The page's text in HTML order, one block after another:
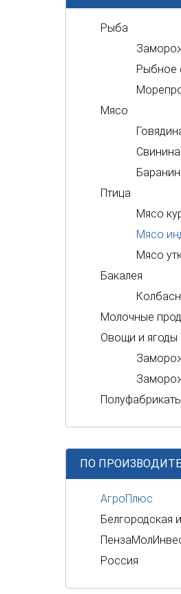
Рыба
Рыбное
Мясо
Птица
Мясо
Мясо
Мясо
Бакалея
Молочные
Овощи и ягоды
Полуфабрикаты
ПО
АгроПлюс
Белгородская
Россия